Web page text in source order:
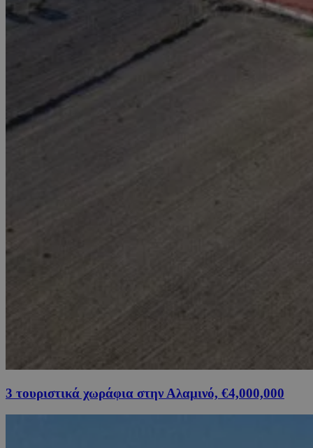
3 τουριστικά χωράφια στην Αλαμινό, €4,000,000